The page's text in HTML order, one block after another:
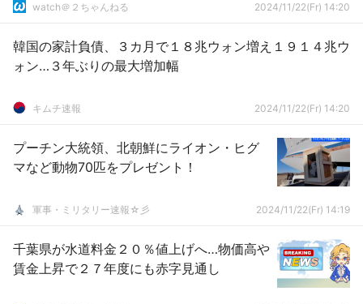
watch＠２ちゃんねる 2024/11/22(Fr) 14:20
韓国の家計負債、３カ月で１８兆ウォン増え１９１４兆ウ
ォン…３年ぶりの最大増加幅
キムチ速報 2024/11/22(Fr) 14:20
プーチン大統領、北朝鮮にライオン・ヒグ
マなど動物70匹をプレゼント！
軍事・ミリタリー速報☆彡 2024/11/22(Fr) 14:19
千葉県が水道料金２０％値上げへ…物価高や
賃金上昇で２７年度にも赤字見通し